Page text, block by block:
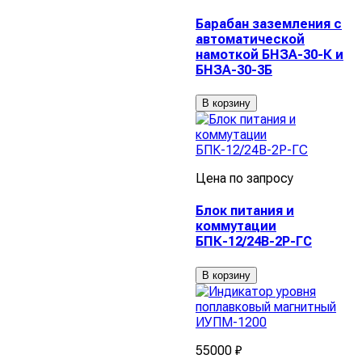
Барабан заземления с
автоматической
намоткой БНЗА-30-К и
БНЗА-30-3Б
В корзину
Цена по запросу
Блок питания и
коммутации
БПК-12/24В-2Р-ГС
В корзину
55000 ₽